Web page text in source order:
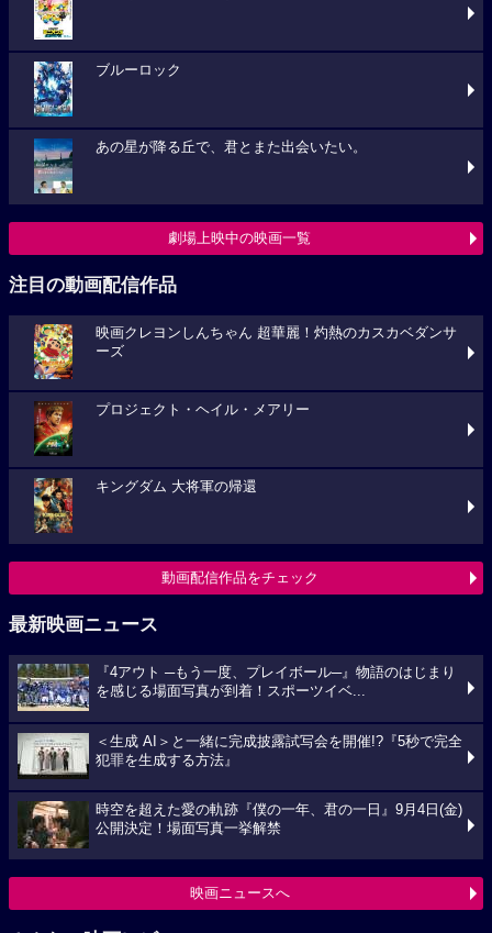
ブルーロック
あの星が降る丘で、君とまた出会いたい。
劇場上映中の映画一覧
注目の動画配信作品
映画クレヨンしんちゃん 超華麗！灼熱のカスカベダンサ
ーズ
プロジェクト・ヘイル・メアリー
キングダム 大将軍の帰還
動画配信作品をチェック
最新映画ニュース
『4アウト ─もう一度、プレイボール─』物語のはじまり
を感じる場面写真が到着！スポーツイベ...
＜生成 AI＞と一緒に完成披露試写会を開催!?『5秒で完全
犯罪を生成する方法』
時空を超えた愛の軌跡『僕の一年、君の一日』9月4日(金)
公開決定！場面写真一挙解禁
映画ニュースへ